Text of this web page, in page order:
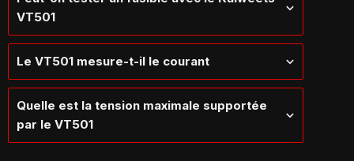
VT501
Le VT501 mesure-t-il le courant
Quelle est la tension maximale supportée
par le VT501